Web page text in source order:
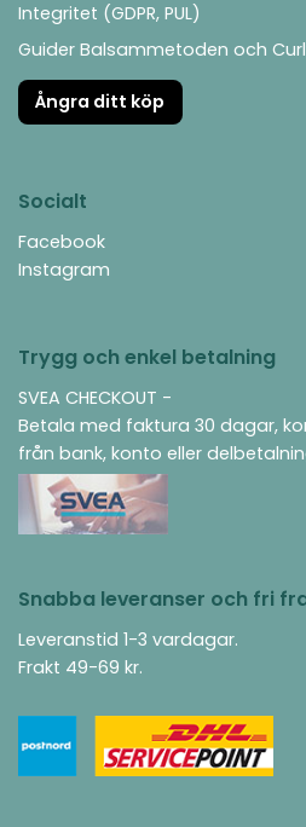
Integritet (GDPR, PUL)
Guider Balsammetoden och
Ångra ditt köp
Socialt
Facebook
Instagram
Trygg och enkel betalning
SVEA CHECKOUT -
Betala med faktura 30 dagar,
från bank, konto eller
Snabba leveranser och fri
Leveranstid 1-3 vardagar.
Frakt 49-69 kr.